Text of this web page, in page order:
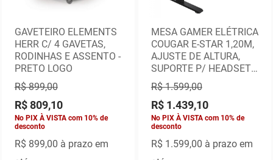
GAVETEIRO ELEMENTS
HERR C/ 4 GAVETAS,
RODINHAS E ASSENTO -
PRETO LOGO
R$ 899,00
R$ 809,10
No PIX À VISTA com 10% de
desconto
R$ 899,00 à prazo em
MESA GAMER ELÉTRICA
COUGAR E-STAR 1,20M,
AJUSTE DE ALTURA,
SUPORTE P/ HEADSET -
PRETA
R$ 1.599,00
R$ 1.439,10
No PIX À VISTA com 10% de
desconto
R$ 1.599,00 à prazo em